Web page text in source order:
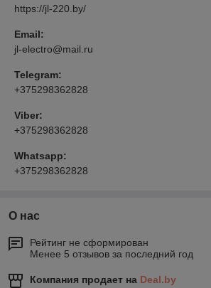
https://jl-220.by/
Email:
jl-electro@mail.ru
Telegram:
+375298362828
Viber:
+375298362828
Whatsapp:
+375298362828
О нас
Рейтинг не сформирован
Менее 5 отзывов за последний год
Компания продает на Deal.by